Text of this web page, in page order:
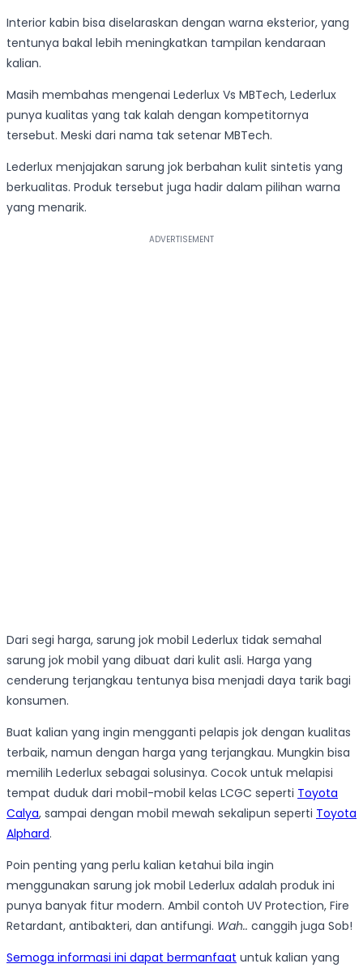
Interior kabin bisa diselaraskan dengan warna eksterior, yang
tentunya bakal lebih meningkatkan tampilan kendaraan
kalian.
Masih membahas mengenai Lederlux Vs MBTech, Lederlux
punya kualitas yang tak kalah dengan kompetitornya
tersebut. Meski dari nama tak setenar MBTech.
Lederlux menjajakan sarung jok berbahan kulit sintetis yang
berkualitas. Produk tersebut juga hadir dalam pilihan warna
yang menarik.
Dari segi harga, sarung jok mobil Lederlux tidak semahal
sarung jok mobil yang dibuat dari kulit asli. Harga yang
cenderung terjangkau tentunya bisa menjadi daya tarik bagi
konsumen.
Buat kalian yang ingin mengganti pelapis jok dengan kualitas
terbaik, namun dengan harga yang terjangkau. Mungkin bisa
memilih Lederlux sebagai solusinya. Cocok untuk melapisi
tempat duduk dari mobil-mobil kelas LCGC seperti Toyota
Calya, sampai dengan mobil mewah sekalipun seperti Toyota
Alphard.
Poin penting yang perlu kalian ketahui bila ingin
menggunakan sarung jok mobil Lederlux adalah produk ini
punya banyak fitur modern. Ambil contoh UV Protection, Fire
Retardant, antibakteri, dan antifungi. Wah.. canggih juga Sob!
Semoga informasi ini dapat bermanfaat untuk kalian yang